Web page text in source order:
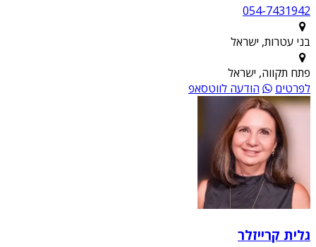
054-7431942
בני עטרות, ישראל
פתח תקווה, ישראל
לפרטים
הודעה לווטסאפ
גלית קרייזלר